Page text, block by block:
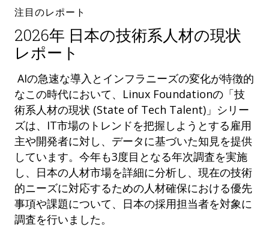
注目のレポート
2026年 日本の技術系人材の現状
レポート
AIの急速な導入とインフラニーズの変化が特徴的
なこの時代において、Linux Foundationの「技
術系人材の現状 (State of Tech Talent)」シリー
ズは、IT市場のトレンドを把握しようとする雇用
主や開発者に対し、データに基づいた知見を提供
しています。今年も3度目となる年次調査を実施
し、日本の人材市場を詳細に分析し、現在の技術
的ニーズに対応するための人材確保における優先
事項や課題について、日本の採用担当者を対象に
調査を行いました。